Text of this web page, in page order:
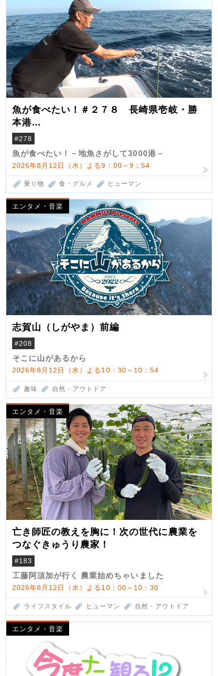
魚が食べたい！＃２７８ 長崎県壱岐・勝
本港
（クロマグロ）
#278
魚が食べたい！－地魚さがして3000港－
2026年8月12日（水）よる9：00～9：54
乗り物 食・グルメ ヒューマン
エンタメ・音楽
志賀山（しがやま）前編
#208
そこに山があるから
2026年8月12日（水）よる10：30～10：54
趣味 自然・アウトドア
エンタメ・音楽
亡き師匠の教えを胸に！次の世代に農業を
つなぐきゅうり農家！
#183
工藤阿須加が行く 農業始めちゃいました
2026年8月12日（水）よる10：00～10：30
ライフスタイル ヒューマン 自然・アウトドア
エンタメ・音楽